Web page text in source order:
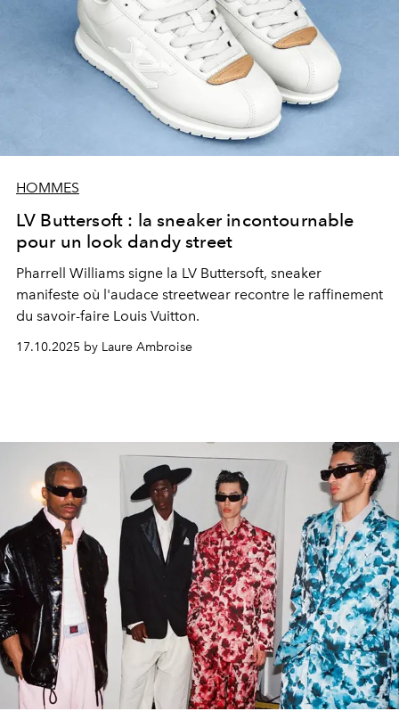
HOMMES
LV Buttersoft : la sneaker incontournable
pour un look dandy street
Pharrell Williams signe la LV Buttersoft, sneaker
manifeste où l'audace streetwear recontre le raffinement
du savoir-faire Louis Vuitton.
17.10.2025 by Laure Ambroise